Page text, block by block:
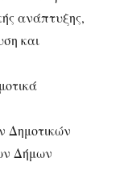
ανάπτυξης,
και
Δημοτικών
Δήμων